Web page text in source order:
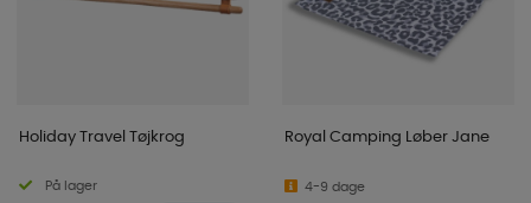
Holiday Travel Tøjkrog
På lager
Royal Camping Løber Jane
4-9 dage